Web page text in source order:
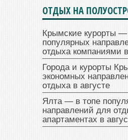
ОТДЫХ НА
Крымские курорты —
популярных
отдыха компаниями
Города и курорты
экономных
отдыха в августе
Ялта — в топе
направлений для
апартаментах в